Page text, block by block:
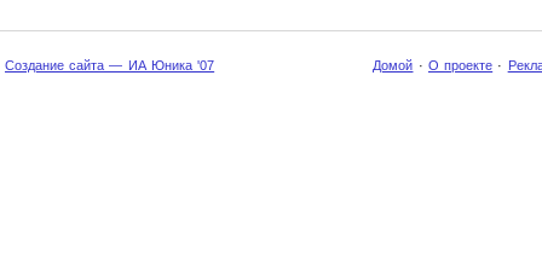
Создание сайта — ИА Юника '07 Домой · О проекте ·